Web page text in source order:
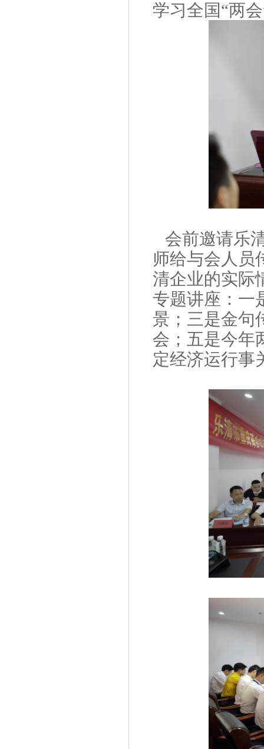
学习全国“两
会前邀请乐
师给与会人员
清企业的实际
专题讲座：一
景；三是金句
会；五是今年
定经济运行事